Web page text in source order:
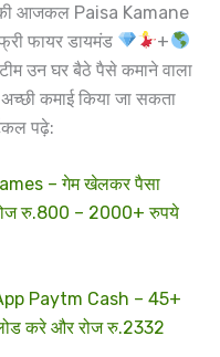
की आजकल Paisa Kamane
फायर डायमंड
+
उन घर बैठे पैसे कमाने वाला
कमाई किया जा सकता
पढ़े:
– गेम खेलकर पैसा
रु.800 – 2000+ रुपये
Paytm Cash – 45+
करे और रोज रु.2332